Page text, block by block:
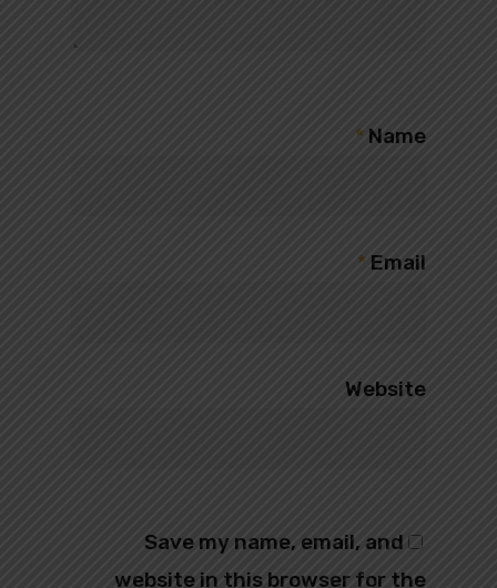
Name
*
Email
*
Website
Save my name, email, and
website in this browser for the